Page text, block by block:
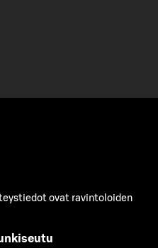
ovat ravintoloiden